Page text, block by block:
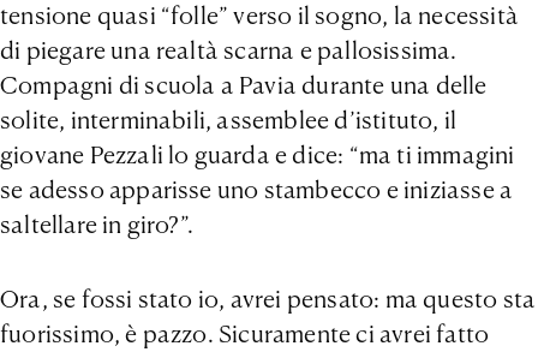
tensione quasi “folle” verso il sogno, la necessità
di piegare una realtà scarna e pallosissima.
Compagni di scuola a Pavia durante una delle
solite, interminabili, assemblee d’istituto, il
giovane Pezzali lo guarda e dice: “ma ti immagini
se adesso apparisse uno stambecco e iniziasse a
saltellare in giro?”.
Ora, se fossi stato io, avrei pensato: ma questo sta
fuorissimo, è pazzo. Sicuramente ci avrei fatto